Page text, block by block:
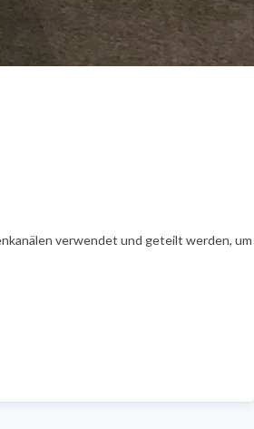
verwendet und geteilt